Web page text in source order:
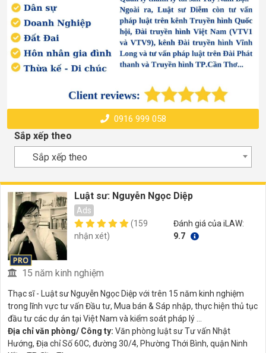
0916 999 058
Sắp xếp theo
Sắp xếp theo
Luật sư: Nguyễn Ngọc Diệp
Ads
(159
nhận xét)
Đánh giá của iLAW:
9.7
15 năm kinh nghiệm
Thạc sĩ - Luật sư Nguyễn Ngọc Diệp với trên 15 năm kinh nghiệm
trong lĩnh vực tư vấn Đầu tư, Mua bán & Sáp nhập, thực hiện thủ tục
đầu tư các dự án tại Việt Nam và kiểm soát pháp lý ...
Địa chỉ văn phòng/ Công ty: Văn phòng luật sư Tư vấn Nhật
Hướng, Địa chỉ Số 60C, đường 30/4, Phường Thới Bình, quận Ninh